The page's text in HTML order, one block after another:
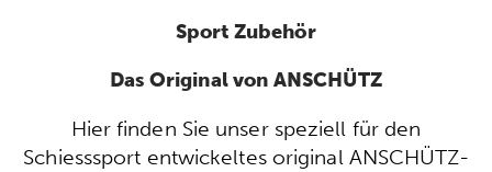
Sport Zubehör
Das Original von ANSCHÜTZ
Hier finden Sie unser speziell für den
Schiesssport entwickeltes original ANSCHÜTZ-